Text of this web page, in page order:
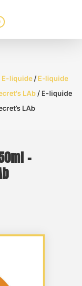
E-liquide / E‑liquide
LAb/ E-liquide
LAb
–